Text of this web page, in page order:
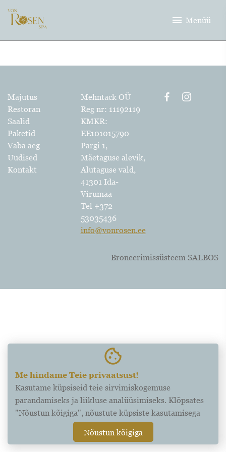
menu Menüü
Majutus
Restoran
Saalid
Paketid
Vaba aeg
Uudised
Kontakt
Mehntack OÜ
Reg nr: 11192119
KMKR:
EE101015790
Pargi 1,
Mäetaguse alevik,
Alutaguse vald,
41301 Ida-
Virumaa
Tel +372
53035436
info@vonrosen.ee
Broneerimissüsteem SALBOS
cookie
Me hindame Teie privaatsust!
Kasutame küpsiseid teie sirvimiskogemuse
parandamiseks ja liikluse analüüsimiseks. Klõpsates
"Nõustun kõigiga", nõustute küpsiste kasutamisega
Nõustun kõigiga